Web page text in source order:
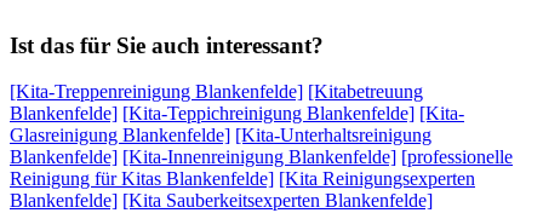
Ist das für Sie auch interessant?
[Kita-Treppenreinigung Blankenfelde] [Kitabetreuung
Blankenfelde] [Kita-Teppichreinigung Blankenfelde] [Kita-
Glasreinigung Blankenfelde] [Kita-Unterhaltsreinigung
Blankenfelde] [Kita-Innenreinigung Blankenfelde] [professionelle
Reinigung für Kitas Blankenfelde] [Kita Reinigungsexperten
Blankenfelde] [Kita Sauberkeitsexperten Blankenfelde]